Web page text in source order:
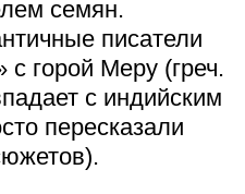
семян.
писатели
горой Меру (греч.
с индийским
пересказали